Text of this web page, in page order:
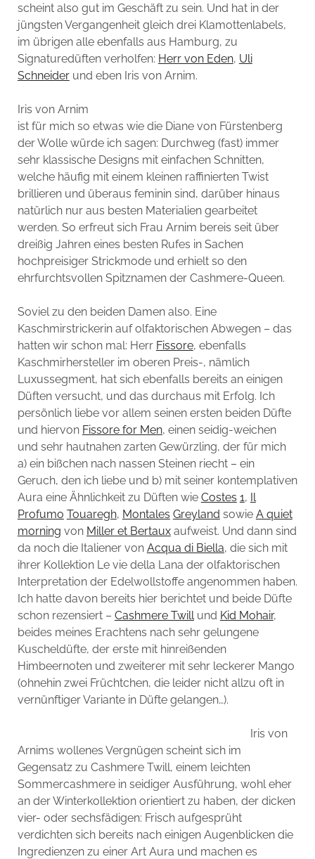
scheint also gut im Geschäft zu sein. Und hat in der
jüngsten Vergangenheit gleich drei Klamottenlabels,
im übrigen alle ebenfalls aus Hamburg, zu
Signaturedüften verholfen: Herr von Eden, Uli
Schneiderund eben Iris von Arnim.
Iris von Arnim
ist für mich so etwas wie die Diane von Fürstenberg
der Wolle würde ich sagen: Durchweg (fast) immer
sehr klassische Designs mit einfachen Schnitten,
welche häufig mit einem kleinen raffinierten Twist
brillieren und überaus feminin sind, darüber hinaus
natürlich nur aus besten Materialien gearbeitet
werden. So erfreut sich Frau Arnim bereis seit über
dreißig Jahren eines besten Rufes in Sachen
hochpreisiger Strickmode und erhielt so den
ehrfurchtsvollen Spitznamen der Cashmere-Queen.
Soviel zu den beiden Damen also. Eine
Kaschmirstrickerin auf olfaktorischen Abwegen – das
hatten wir schon mal: Herr Fissore, ebenfalls
Kaschmirhersteller im oberen Preis-, nämlich
Luxussegment, hat sich ebenfalls bereits an einigen
Düften versucht, und das durchaus mit Erfolg. Ich
persönlich liebe vor allem seinen ersten beiden Düfte
und hiervon Fissore for Men, einen seidig-weichen
und sehr hautnahen zarten Gewürzling, der für mich
a) ein bißchen nach nassen Steinen riecht – ein
Geruch, den ich liebe und b) mit seiner kontemplativen
Aura eine Ähnlichkeit zu Düften wie Costes 1, Il
Profumo Touaregh, Montales Greyland sowie A quiet
morning von Miller et Bertauxaufweist. Und dann sind
da noch die Italiener von Acqua di Biella, die sich mit
ihrer Kollektion Le vie della Lana der olfaktorischen
Interpretation der Edelwollstoffe angenommen haben.
Ich hatte davon bereits hier berichtet und beide Düfte
schon rezensiert – Cashmere Twillund Kid Mohair,
beides meines Erachtens nach sehr gelungene
Kuscheldüfte, der erste mit hinreißenden
Himbeernoten und zweiterer mit sehr leckerer Mango
(ohnehin zwei Früchtchen, die leider nicht allzu oft in
vernünftiger Variante in Düfte gelangen…).
Iris von
Arnims wollenes Vergnügen scheint sich im
Gegensatz zu Cashmere Twill, einem leichten
Sommercashmere in seidiger Ausführung, wohl eher
an der Winterkollektion orientiert zu haben, der dicken
vier- oder sechsfädigen: Frisch aufgesprüht
verdichten sich bereits nach einigen Augenblicken die
Ingredienzen zu einer Art Aura und machen es